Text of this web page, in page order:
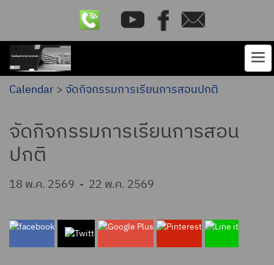
Calendar> จัดกิจกรรมการเรียนการสอนปกติ
จัดกิจกรรมการเรียนการสอน
ปกติ
18 พ.ค. 2569 - 22 พ.ค. 2569